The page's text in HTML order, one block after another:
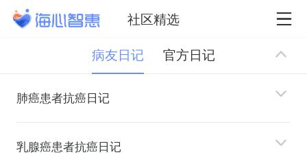
社区精选
病友日记 官方日记
肺癌患者抗癌日记
乳腺癌患者抗癌日记